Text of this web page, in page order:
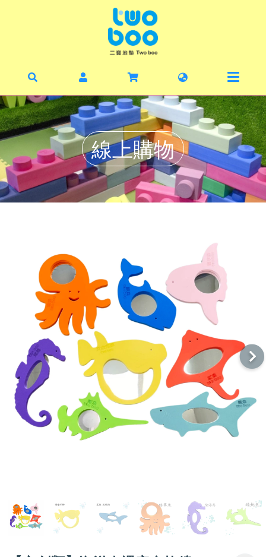
暑
線
毛
丹
線上購物